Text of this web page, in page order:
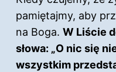
pamiętajmy, aby
na Boga. W Liście
słowa: „O nic się
wszystkim